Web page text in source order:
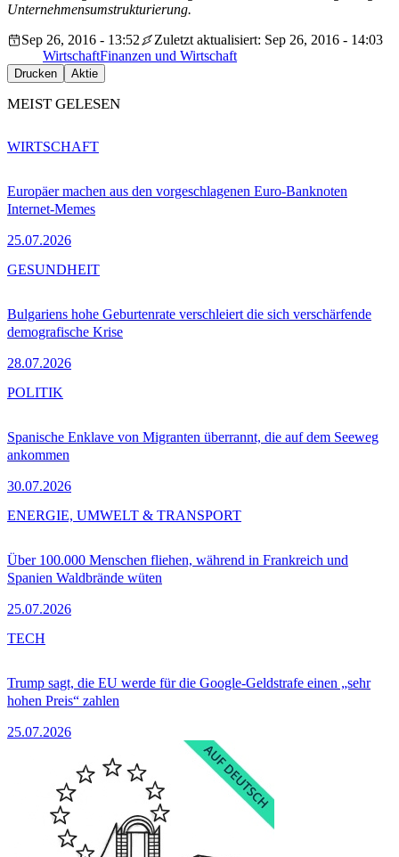
Unternehmensumstrukturierung.
Sep 26, 2016 - 13:52
Zuletzt aktualisiert: Sep 26, 2016 - 14:03
WirtschaftFinanzen und Wirtschaft
Drucken Aktie
MEIST GELESEN
Europäer machen aus den vorgeschlagenen Euro-Banknoten
Internet-Memes
25.07.2026
WIRTSCHAFT
Bulgariens hohe Geburtenrate verschleiert die sich verschärfende
demografische Krise
28.07.2026
GESUNDHEIT
Spanische Enklave von Migranten überrannt, die auf dem Seeweg
ankommen
30.07.2026
POLITIK
Über 100.000 Menschen fliehen, während in Frankreich und
Spanien Waldbrände wüten
25.07.2026
ENERGIE, UMWELT & TRANSPORT
Trump sagt, die EU werde für die Google-Geldstrafe einen „sehr
hohen Preis“ zahlen
25.07.2026
TECH